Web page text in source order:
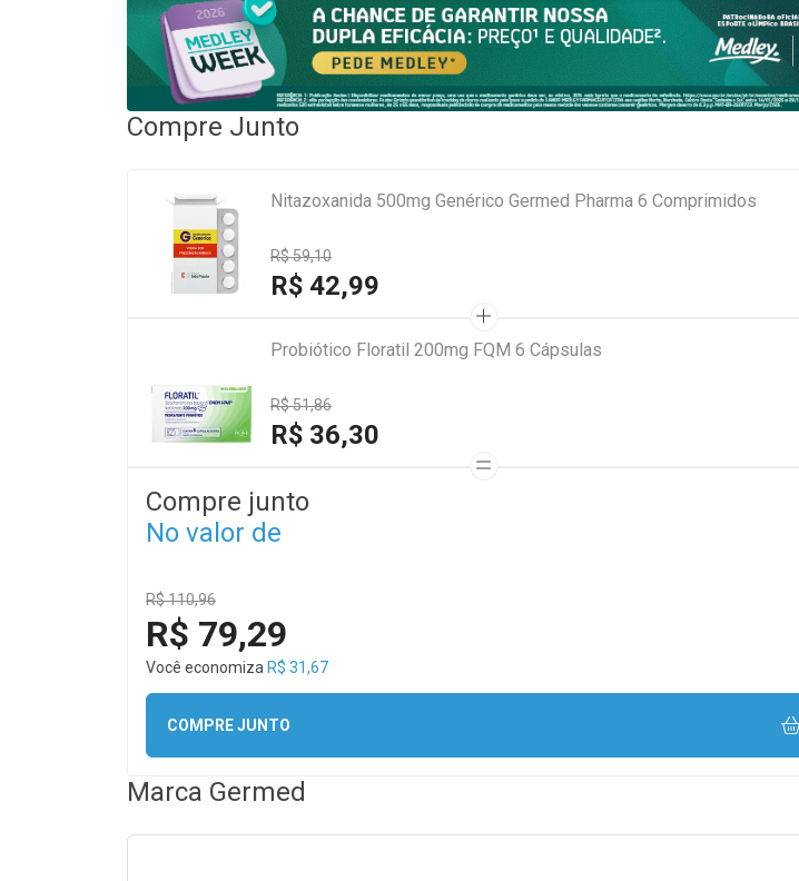
Compre Junto
Nitazoxanida 500mg Genérico Germed Pharma 6 Comprimidos
R$ 59,10
R$ 42,99
Probiótico Floratil 200mg FQM 6 Cápsulas
R$ 51,86
R$ 36,30
Compre junto
No valor de
R$ 110,96
R$ 79,29
Você economiza R$ 31,67
COMPRE JUNTO
Marca Germed